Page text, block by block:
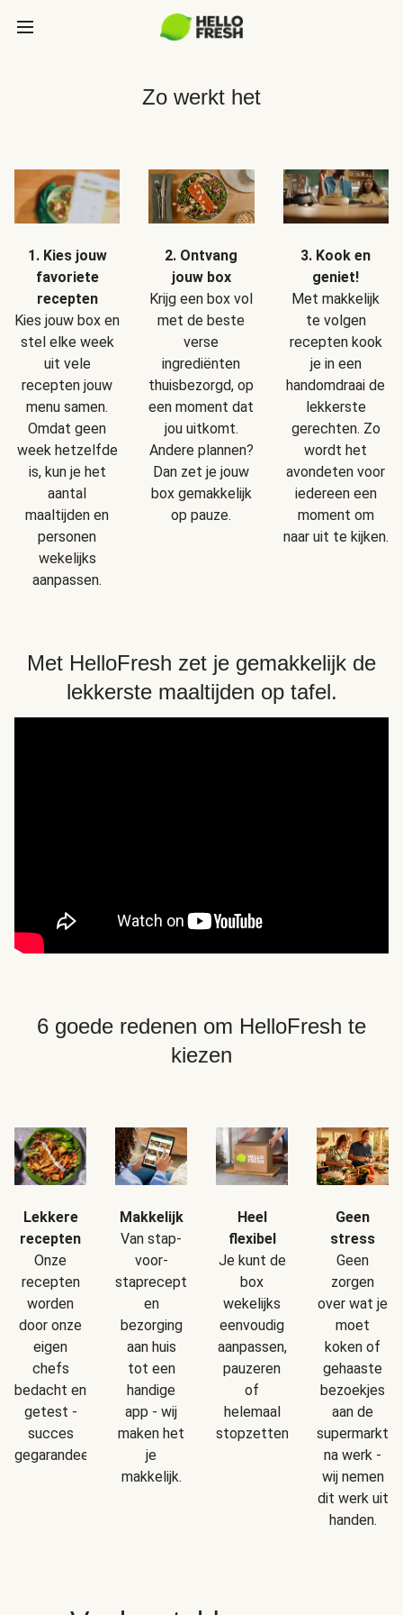
Zo werkt het
1. Kies jouw
favoriete
recepten
Kies jouw box en
stel elke week
uit vele
recepten jouw
menu samen.
Omdat geen
week hetzelfde
is, kun je het
aantal
maaltijden en
personen
wekelijks
aanpassen.
2. Ontvang
jouw box
Krijg een box vol
met de beste
verse
ingrediënten
thuisbezorgd, op
een moment dat
jou uitkomt.
Andere plannen?
Dan zet je jouw
box gemakkelijk
op pauze.
3. Kook en
geniet!
Met makkelijk
te volgen
recepten kook
je in een
handomdraai de
lekkerste
gerechten. Zo
wordt het
avondeten voor
iedereen een
moment om
naar uit te kijken.
Met HelloFresh zet je gemakkelijk de
lekkerste maaltijden op tafel.
6 goede redenen om HelloFresh te
kiezen
Lekkere
recepten
Onze
recepten
worden
door onze
eigen
chefs
bedacht en
getest -
succes
gegarandeerd!
Makkelijk
Van stap-
voor-
staprecepten
en
bezorging
aan huis
tot een
handige
app - wij
maken het
je
makkelijk.
Heel
flexibel
Je kunt de
box
wekelijks
eenvoudig
aanpassen,
pauzeren
of
helemaal
stopzetten.
Geen
stress
Geen
zorgen
over wat je
moet
koken of
gehaaste
bezoekjes
aan de
supermarkt
na werk -
wij nemen
dit werk uit
handen.